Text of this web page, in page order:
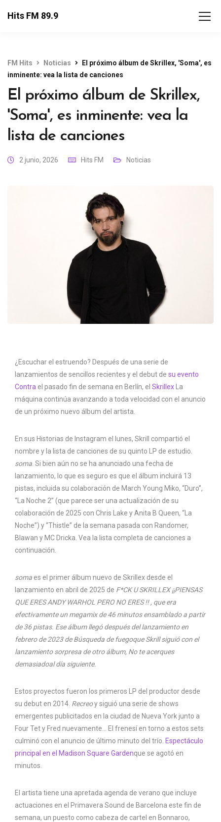
Hits FM 89.9
FM Hits Noticias
El próximo álbum de Skrillex, 'Soma', es
inminente: vea la lista de canciones
El próximo álbum de Skrillex,
'Soma', es inminente: vea la
lista de canciones
2 junio, 2026 Hits FM Noticias
¿Escuchar el estruendo? Después de una serie de
lanzamientos de sencillos recientes y el debut de su evento
Contra el pasado fin de semana en Berlín, el Skrillex La
máquina continúa avanzando a toda velocidad con el anuncio
de un próximo nuevo álbum del artista.
En sus Historias de Instagram el lunes, Skrill compartió el
nombre y la lista de canciones de su quinto LP de estudio.
soma . Si bien aún no se ha anunciado una fecha de
lanzamiento, lo que es seguro es que el álbum incluirá 13
pistas, incluida su colaboración de March Young Miko, “Duro”,
“La Noche 2” (que parece ser una actualización de su
colaboración de 2025 con Chris Lake y Anita B Queen, “La
Noche”) y “Thistle” de la semana pasada con Randomer,
Blawan y MC Dricka. Vea la lista completa de canciones a
continuación.
soma es el primer álbum nuevo de Skrillex desde el
lanzamiento en abril de 2025 de F*CK U SKRILLEX ¡¡PIENSAS
QUE ERES ANDY WARHOL PERO NO ERES !! , que era
efectivamente un megamix de 46 minutos ensamblado a partir
de 36 pistas. Ese álbum llegó después del lanzamiento en
febrero de 2023 deBúsqueda de fuegoque Skrill siguió con el
lanzamiento sorpresa de otro álbum, No te acerques
demasiadoal día siguiente.
Estos proyectos fueron los primeros LP del productor desde
su debut en 2014. Recreoy siguió una serie de shows
emergentes publicitados en la ciudad de Nueva York junto a
Four Tet y Fred nuevamente… El frenesí en torno a estos sets
culminó con el anuncio de último minuto del trío. Espectáculo
principal en el Madison Square Gardenque se agotó en
minutos.
El artista tiene una apretada agenda de verano que incluye
actuaciones en el Primavera Sound de Barcelona este fin de
semana, un puesto como cabeza de cartel en Bonnaroo,